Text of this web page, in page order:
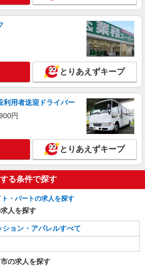
売・商品管理
ルバイト：時給1,200円〜 ＋交通費全額支
修期間（2ヶ月）：時給1,180円 ※昇給後の
三重県桑名市長島町浦安368 三井アウトレット
詳細を見る
給与】 フルタイムアルバイト／時給1,400
円 パートタイム 週3日以上／時給
円〜 週2日まで／時給1,200円〜
重県桑名市長島町浦安368 三井アウトレット
ジャズドリーム長島
詳細を見る
トストア
ル販売
社員：月給210,000円〜360,000円 ※能力、
より給与・待遇を決定します ※ 試用期間6
とりあえずキープ
利用者送迎ドライバー
円
とりあえずキープ
る条件で探す
・パートの求人を探す
人を探す
ション・アパレルすべて
の求人を探す